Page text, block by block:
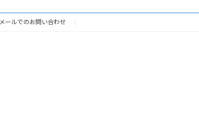
メールでのお問い合わせ